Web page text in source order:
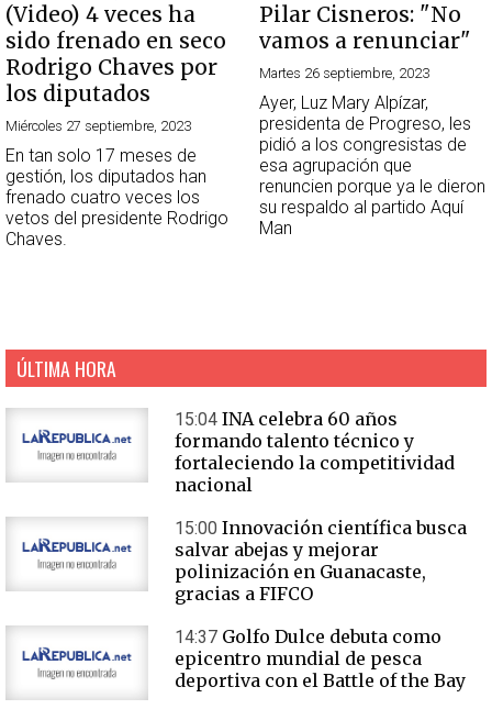
(Video) 4 veces ha
sido frenado en seco
Rodrigo Chaves por
los diputados
Miércoles 27 septiembre, 2023
En tan solo 17 meses de
gestión, los diputados han
frenado cuatro veces los
vetos del presidente Rodrigo
Chaves.
Pilar Cisneros: "No
vamos a renunciar"
Martes 26 septiembre, 2023
Ayer, Luz Mary Alpízar,
presidenta de Progreso, les
pidió a los congresistas de
esa agrupación que
renuncien porque ya le dieron
su respaldo al partido Aquí
Man
ÚLTIMA HORA
15:04 INA celebra 60 años
formando talento técnico y
fortaleciendo la competitividad
nacional
15:00 Innovación científica busca
salvar abejas y mejorar
polinización en Guanacaste,
gracias a FIFCO
14:37 Golfo Dulce debuta como
epicentro mundial de pesca
deportiva con el Battle of the Bay